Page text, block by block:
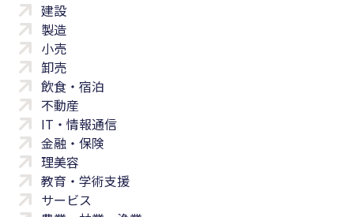
建設
製造
小売
卸売
飲食・宿泊
不動産
IT・情報通信
金融・保険
理美容
教育・学術支援
サービス